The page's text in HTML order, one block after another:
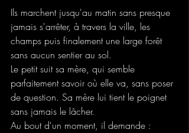
Ils marchent jusqu'au matin sans presque
jamais s'arrêter, à travers la ville, les
champs puis finalement une large forêt
sans aucun sentier au sol.
Le petit suit sa mère, qui semble
parfaitement savoir où elle va, sans poser
de question. Sa mère lui tient le poignet
sans jamais le lâcher.
Au bout d'un moment, il demande :